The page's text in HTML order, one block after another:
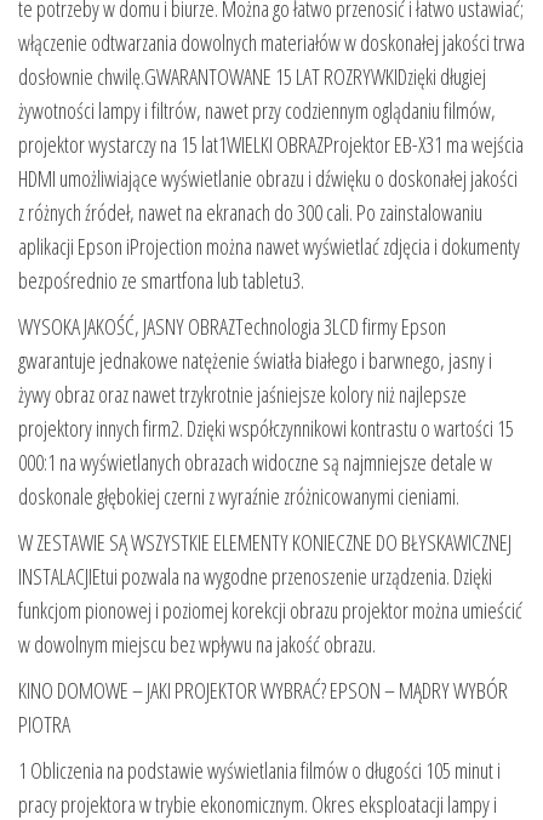
te potrzeby w domu i biurze. Można go łatwo przenosić i łatwo ustawiać;
włączenie odtwarzania dowolnych materiałów w doskonałej jakości trwa
dosłownie chwilę.GWARANTOWANE 15 LAT ROZRYWKIDzięki długiej
żywotności lampy i filtrów, nawet przy codziennym oglądaniu filmów,
projektor wystarczy na 15 lat1WIELKI OBRAZProjektor EB-X31 ma wejścia
HDMI umożliwiające wyświetlanie obrazu i dźwięku o doskonałej jakości
z różnych źródeł, nawet na ekranach do 300 cali. Po zainstalowaniu
aplikacji Epson iProjection można nawet wyświetlać zdjęcia i dokumenty
bezpośrednio ze smartfona lub tabletu3.
WYSOKA JAKOŚĆ, JASNY OBRAZTechnologia 3LCD firmy Epson
gwarantuje jednakowe natężenie światła białego i barwnego, jasny i
żywy obraz oraz nawet trzykrotnie jaśniejsze kolory niż najlepsze
projektory innych firm2. Dzięki współczynnikowi kontrastu o wartości 15
000:1 na wyświetlanych obrazach widoczne są najmniejsze detale w
doskonale głębokiej czerni z wyraźnie zróżnicowanymi cieniami.
W ZESTAWIE SĄ WSZYSTKIE ELEMENTY KONIECZNE DO BŁYSKAWICZNEJ
INSTALACJIEtui pozwala na wygodne przenoszenie urządzenia. Dzięki
funkcjom pionowej i poziomej korekcji obrazu projektor można umieścić
w dowolnym miejscu bez wpływu na jakość obrazu.
KINO DOMOWE – JAKI PROJEKTOR WYBRAĆ? EPSON – MĄDRY WYBÓR
PIOTRA
1 Obliczenia na podstawie wyświetlania filmów o długości 105 minut i
pracy projektora w trybie ekonomicznym. Okres eksploatacji lampy i